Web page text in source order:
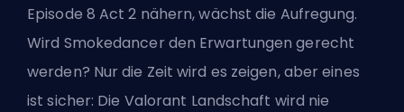
Episode 8 Act 2 nähern, wächst die Aufregung.
Wird Smokedancer den Erwartungen gerecht
werden? Nur die Zeit wird es zeigen, aber eines
ist sicher: Die Valorant Landschaft wird nie